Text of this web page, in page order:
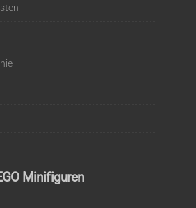
Minifiguren